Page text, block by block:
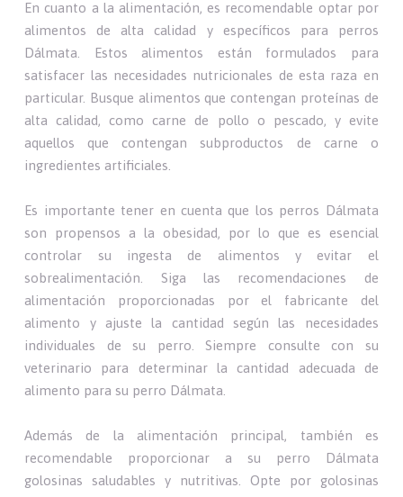
En cuanto a la alimentación, es recomendable optar por
alimentos de alta calidad y específicos para perros
Dálmata. Estos alimentos están formulados para
satisfacer las necesidades nutricionales de esta raza en
particular. Busque alimentos que contengan proteínas de
alta calidad, como carne de pollo o pescado, y evite
aquellos que contengan subproductos de carne o
ingredientes artificiales.
Es importante tener en cuenta que los perros Dálmata
son propensos a la obesidad, por lo que es esencial
controlar su ingesta de alimentos y evitar el
sobrealimentación. Siga las recomendaciones de
alimentación proporcionadas por el fabricante del
alimento y ajuste la cantidad según las necesidades
individuales de su perro. Siempre consulte con su
veterinario para determinar la cantidad adecuada de
alimento para su perro Dálmata.
Además de la alimentación principal, también es
recomendable proporcionar a su perro Dálmata
golosinas saludables y nutritivas. Opte por golosinas